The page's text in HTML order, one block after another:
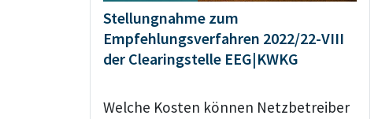
Stellungnahme zum
Empfehlungsverfahren 2022/22-VIII
der Clearingstelle EEG|KWKG
Welche Kosten können Netzbetreiber